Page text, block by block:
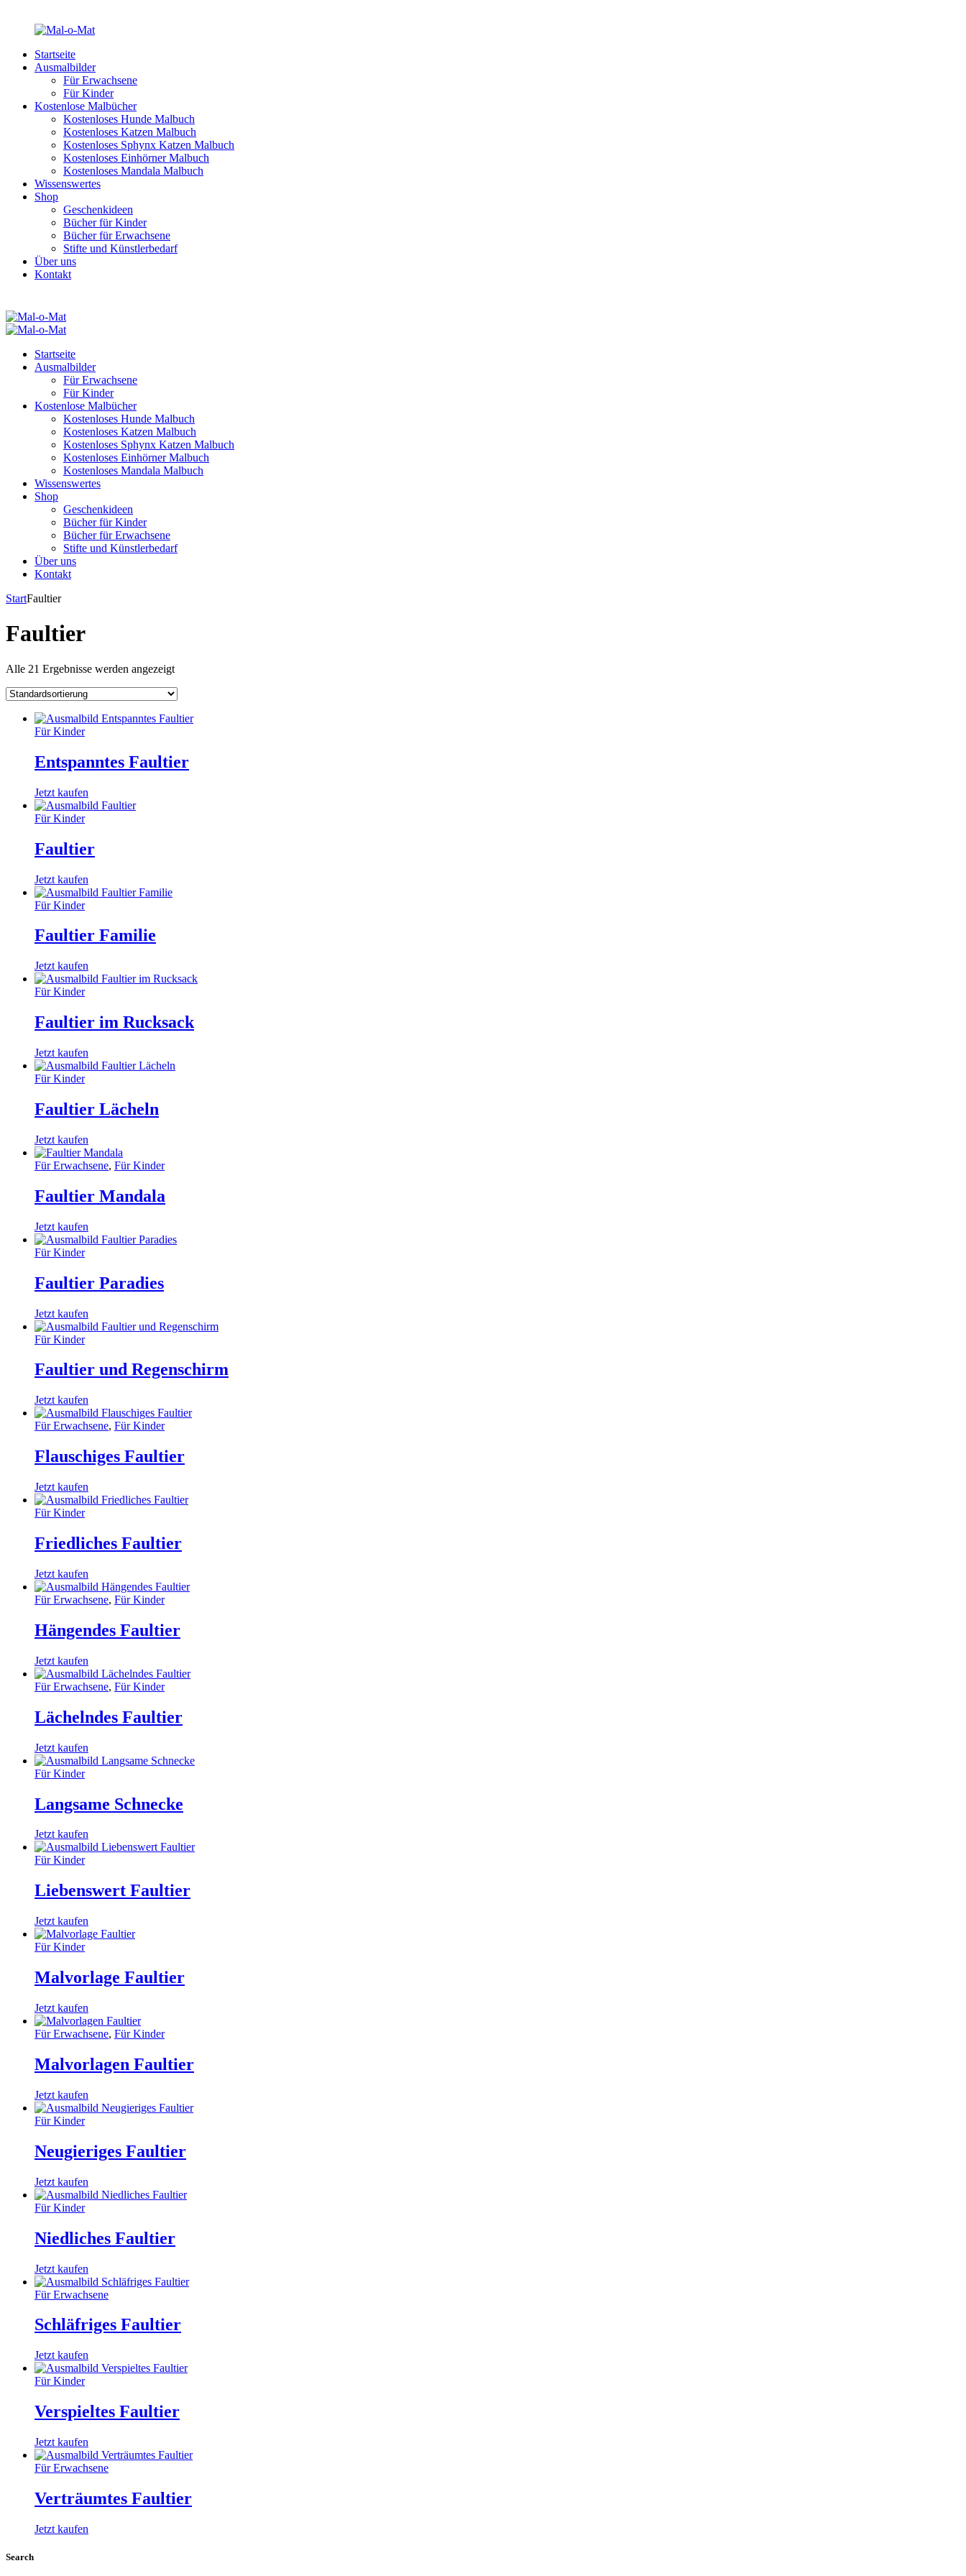
Startseite
Ausmalbilder
Für Erwachsene
Für Kinder
Kostenlose Malbücher
Kostenloses Hunde Malbuch
Kostenloses Katzen Malbuch
Kostenloses Sphynx Katzen Malbuch
Kostenloses Einhörner Malbuch
Kostenloses Mandala Malbuch
Wissenswertes
Shop
Geschenkideen
Bücher für Kinder
Bücher für Erwachsene
Stifte und Künstlerbedarf
Über uns
Kontakt
Startseite
Ausmalbilder
Für Erwachsene
Für Kinder
Kostenlose Malbücher
Kostenloses Hunde Malbuch
Kostenloses Katzen Malbuch
Kostenloses Sphynx Katzen Malbuch
Kostenloses Einhörner Malbuch
Kostenloses Mandala Malbuch
Wissenswertes
Shop
Geschenkideen
Bücher für Kinder
Bücher für Erwachsene
Stifte und Künstlerbedarf
Über uns
Kontakt
StartFaultier
Faultier
Alle 21 Ergebnisse werden angezeigt
Für Kinder
Entspanntes Faultier
Jetzt kaufen
Für Kinder
Faultier
Jetzt kaufen
Für Kinder
Faultier Familie
Jetzt kaufen
Für Kinder
Faultier im Rucksack
Jetzt kaufen
Für Kinder
Faultier Lächeln
Jetzt kaufen
Für Erwachsene, Für Kinder
Faultier Mandala
Jetzt kaufen
Für Kinder
Faultier Paradies
Jetzt kaufen
Für Kinder
Faultier und Regenschirm
Jetzt kaufen
Für Erwachsene, Für Kinder
Flauschiges Faultier
Jetzt kaufen
Für Kinder
Friedliches Faultier
Jetzt kaufen
Für Erwachsene, Für Kinder
Hängendes Faultier
Jetzt kaufen
Für Erwachsene, Für Kinder
Lächelndes Faultier
Jetzt kaufen
Für Kinder
Langsame Schnecke
Jetzt kaufen
Für Kinder
Liebenswert Faultier
Jetzt kaufen
Für Kinder
Malvorlage Faultier
Jetzt kaufen
Für Erwachsene, Für Kinder
Malvorlagen Faultier
Jetzt kaufen
Für Kinder
Neugieriges Faultier
Jetzt kaufen
Für Kinder
Niedliches Faultier
Jetzt kaufen
Für Erwachsene
Schläfriges Faultier
Jetzt kaufen
Für Kinder
Verspieltes Faultier
Jetzt kaufen
Für Erwachsene
Verträumtes Faultier
Jetzt kaufen
Search